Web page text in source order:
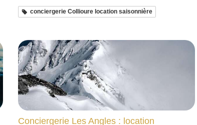
conciergerie Collioure location saisonnière
Conciergerie Les Angles : location